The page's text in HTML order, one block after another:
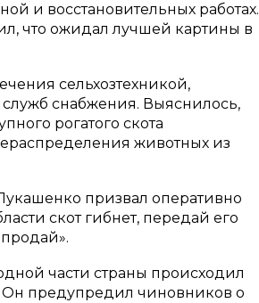
и восстановительных работах.
что ожидал лучшей картины в
сельхозтехникой,
снабжения. Выяснилось,
рогатого скота
животных из
призвал оперативно
скот гибнет, передай его
части страны происходил
Он предупредил чиновников о